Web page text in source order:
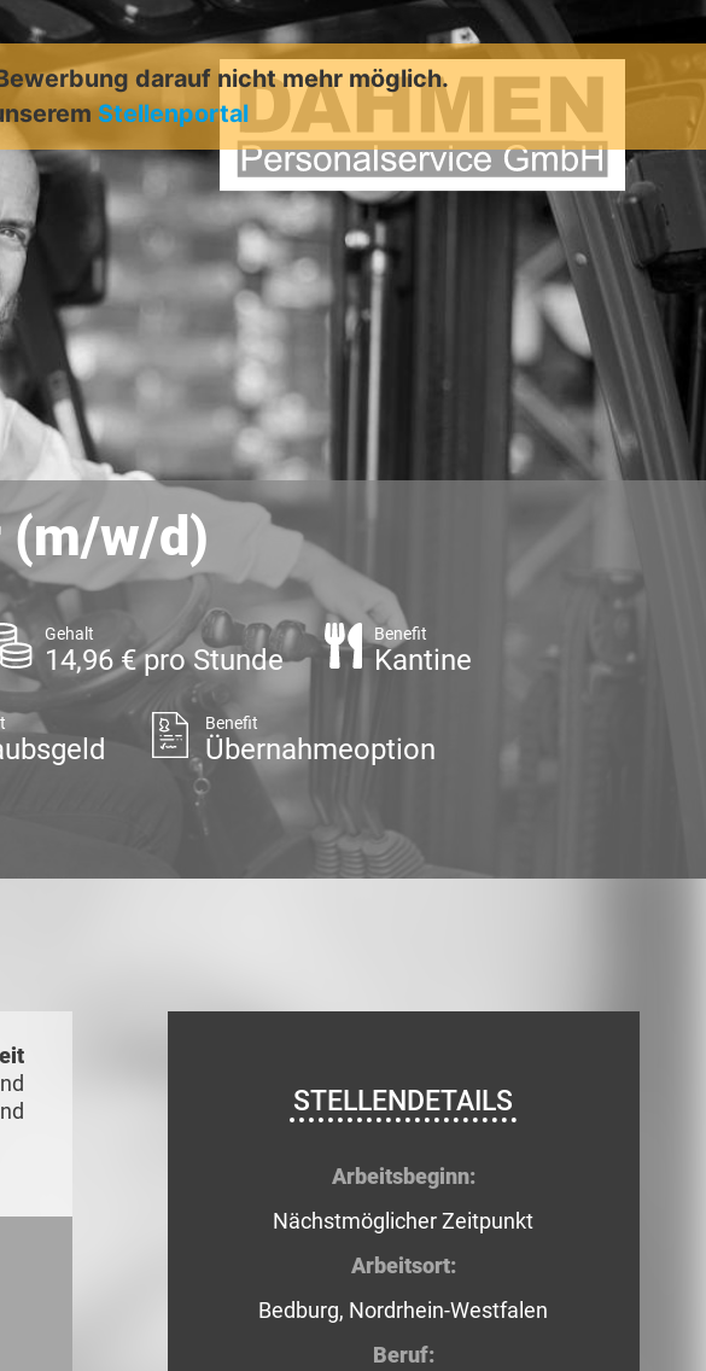
darauf nicht mehr möglich.
Stellenportal
(m/w/d)
Gehalt
14,96 € pro Stunde
Benefit
Kantine
Benefit
Übernahmeoption
STELLENDETAILS
Arbeitsbeginn:
Nächstmöglicher Zeitpunkt
Arbeitsort:
Bedburg, Nordrhein-Westfalen
Beruf: